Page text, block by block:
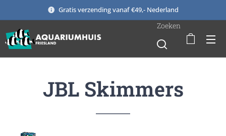
Gratis verzending vanaf €49,- Nederland
Zoeken
JBL Skimmers